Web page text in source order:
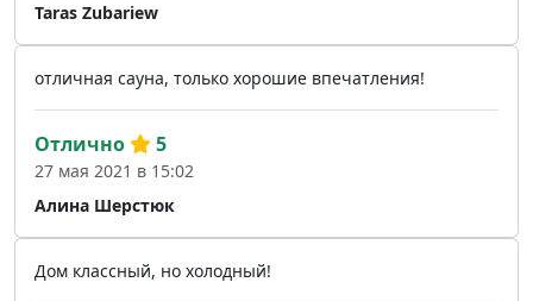
Taras Zubariew
отличная сауна, только хорошие впечатления!
Алина Шерстюк
Отлично 5
27 мая 2021 в 15:02
Дом классный, но холодный!